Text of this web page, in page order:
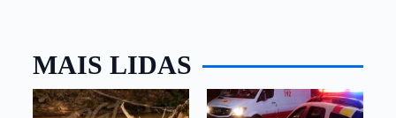
MAIS LIDAS